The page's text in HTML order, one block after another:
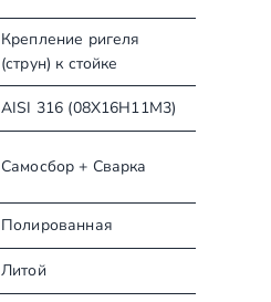
Крепление ригеля
(струн) к стойке
AISI 316 (08Х16Н11М3)
Самосбор + Сварка
Полированная
Литой